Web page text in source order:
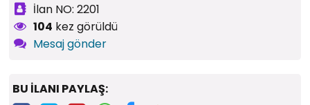
İlan NO: 2201
104 kez görüldü
Mesaj gönder
BU İLANI PAYLAŞ: